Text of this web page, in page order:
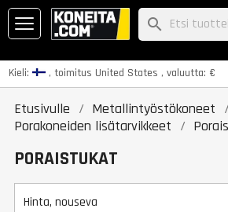
Kieli: , toimitus United States , valuutta: €
search
Etusivulle Metallintyöstökoneet
Porakoneiden lisätarvikkeet
PORAISTUKAT
Hinta, nouseva